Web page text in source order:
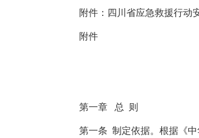
附件：四川省应急救援行动安
附件
第一章 总 则
第一条 制定依据。根据《中华